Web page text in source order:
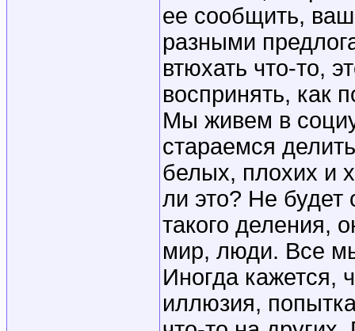
ее сообщить,
разными
втюхать что-то,
воспринять, как
Мы живем в
стараемся
белых, плохих и
ли это? Не будет
такого деления,
мир, люди. Все
Иногда кажется,
иллюзия,